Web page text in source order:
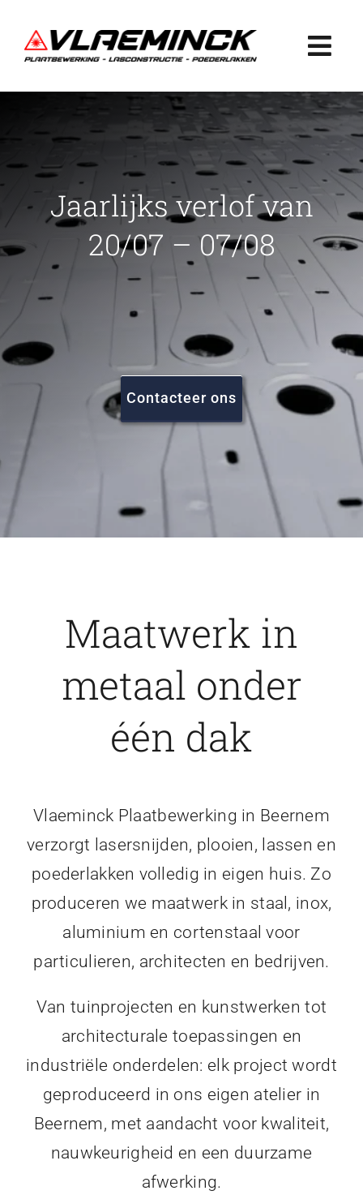
naar
inhoud
Plaatbewerking
Lasconstructie
Poederlakken
Projecten
FAQ
Vacatures
Jaarlijks verlof van
20/07 – 07/08
Contacteer ons
Maatwerk in
metaal onder
één dak
Vlaeminck Plaatbewerking in Beernem
verzorgt lasersnijden, plooien, lassen en
poederlakken volledig in eigen huis. Zo
produceren we maatwerk in staal, inox,
aluminium en cortenstaal voor
particulieren, architecten en bedrijven.
Van tuinprojecten en kunstwerken tot
architecturale toepassingen en
industriële onderdelen: elk project wordt
geproduceerd in ons eigen atelier in
Beernem, met aandacht voor kwaliteit,
nauwkeurigheid en een duurzame
afwerking.